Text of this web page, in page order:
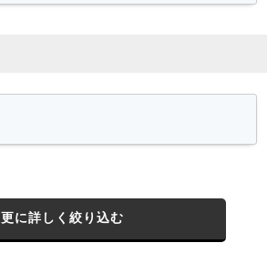
更に詳しく絞り込む